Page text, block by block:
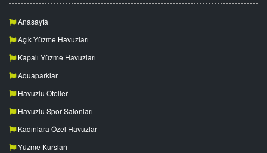
Anasayfa
Açık Yüzme Havuzları
Kapalı Yüzme Havuzları
Aquaparklar
Havuzlu Oteller
Havuzlu Spor Salonları
Kadınlara Özel Havuzlar
Yüzme Kursları